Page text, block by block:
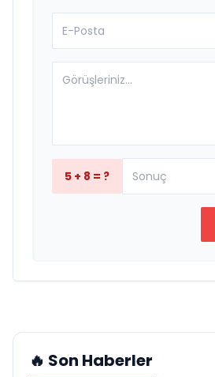
5 + 8 = ?
🔥 Son Haberler